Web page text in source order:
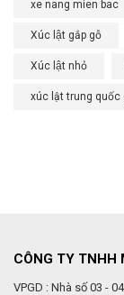
xe nang mien bac
Xúc lật gắp gỗ
Xúc lật nhỏ
xúc lật trung quốc
CÔNG TY TNHH
VPGD : Nhà số 03 -